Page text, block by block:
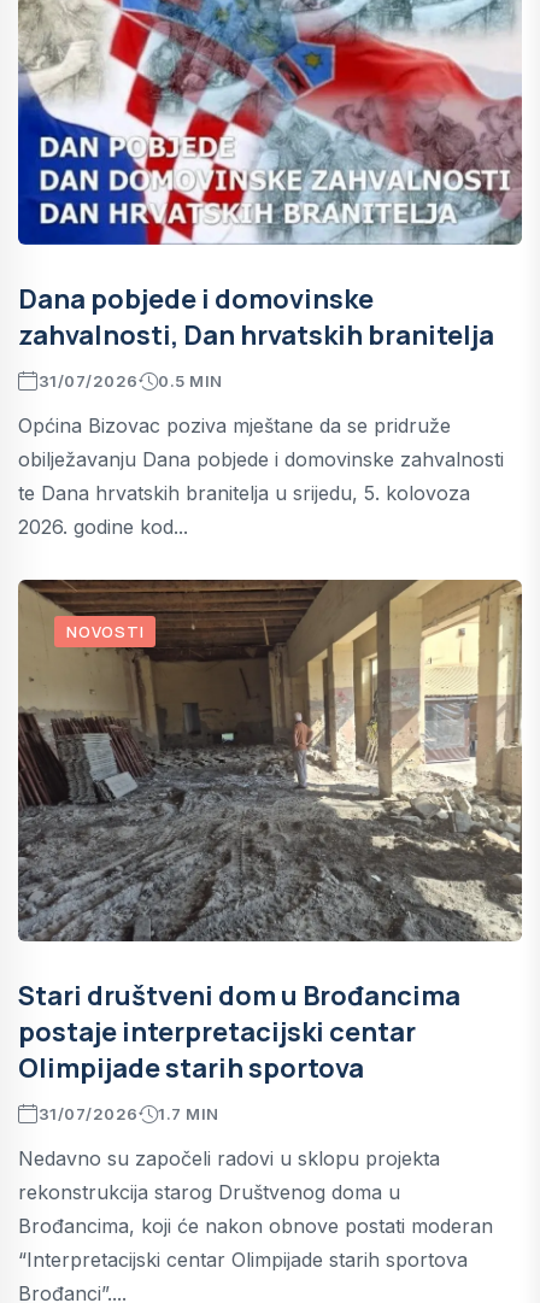
Dana pobjede i domovinske
zahvalnosti, Dan hrvatskih branitelja
31/07/2026 0.5 MIN
Općina Bizovac poziva mještane da se pridruže
obilježavanju Dana pobjede i domovinske zahvalnosti
te Dana hrvatskih branitelja u srijedu, 5. kolovoza
2026. godine kod...
NOVOSTI
Stari društveni dom u Brođancima
postaje interpretacijski centar
Olimpijade starih sportova
31/07/2026 1.7 MIN
Nedavno su započeli radovi u sklopu projekta
rekonstrukcija starog Društvenog doma u
Brođancima, koji će nakon obnove postati moderan
“Interpretacijski centar Olimpijade starih sportova
Brođanci”....